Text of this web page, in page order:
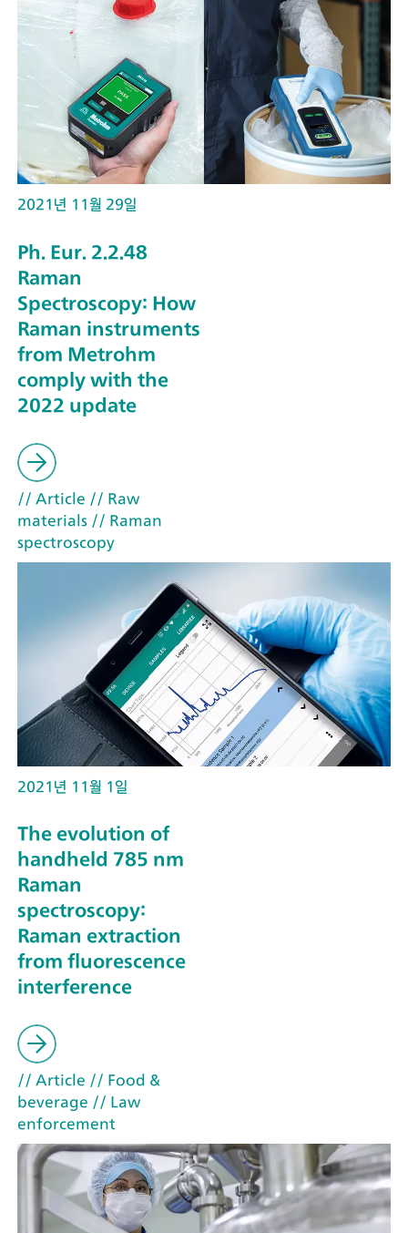
2021년 11월 29일
Ph. Eur. 2.2.48
Raman
Spectroscopy: How
Raman instruments
from Metrohm
comply with the
2022 update
// Article // Raw
materials // Raman
spectroscopy
2021년 11월 1일
The evolution of
handheld 785 nm
Raman
spectroscopy:
Raman extraction
from fluorescence
interference
// Article // Food &
beverage // Law
enforcement